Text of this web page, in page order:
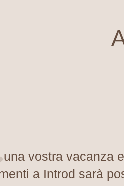
una vostra vacanza
a Introd sarà